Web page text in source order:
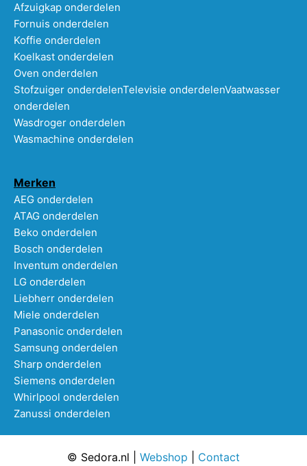
Afzuigkap onderdelen
Fornuis onderdelen
Koffie onderdelen
Koelkast onderdelen
Oven onderdelen
Stofzuiger onderdelenTelevisie onderdelenVaatwasser
onderdelen
Wasdroger onderdelen
Wasmachine onderdelen
Merken
AEG onderdelen
ATAG onderdelen
Beko onderdelen
Bosch onderdelen
Inventum onderdelen
LG onderdelen
Liebherr onderdelen
Miele onderdelen
Panasonic onderdelen
Samsung onderdelen
Sharp onderdelen
Siemens onderdelen
Whirlpool onderdelen
Zanussi onderdelen
© Sedora.nl | Webshop Contact